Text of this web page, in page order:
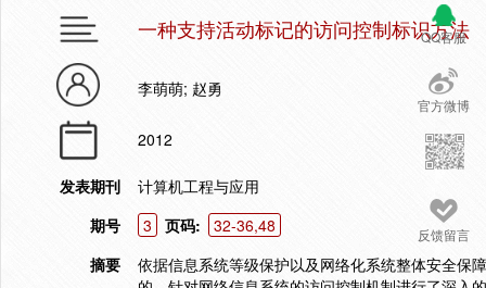
QQ客服
官方微博
反馈留言
一种支持活动标记的访问控制标识方法
李萌萌; 赵勇
2012
发表期刊
计算机工程与应用
期号
3 页码:
32-36,48
摘要
依据信息系统等级保护以及网络化系统整体安全保